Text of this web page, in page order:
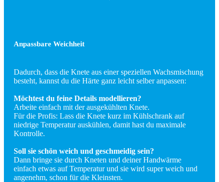
Anpassbare Weichheit
Dadurch, dass die Knete aus einer speziellen Wachsmischung
besteht, kannst du die Härte ganz leicht selber anpassen:
Möchtest du feine Details modellieren?
Arbeite einfach mit der ausgekühlten Knete.
Für die Profis: Lass die Knete kurz im Kühlschrank auf
niedrige Temperatur auskühlen, damit hast du maximale
Kontrolle.
Soll sie schön weich und geschmeidig sein?
Dann bringe sie durch Kneten und deiner Handwärme
einfach etwas auf Temperatur und sie wird super weich und
angenehm, schon für die Kleinsten.